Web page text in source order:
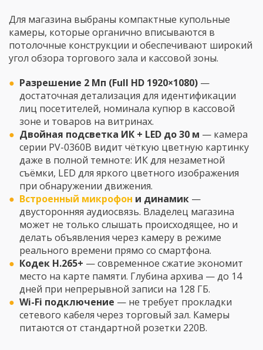
Для магазина выбраны компактные купольные
камеры, которые органично вписываются в
потолочные конструкции и обеспечивают широкий
угол обзора торгового зала и кассовой зоны.
Разрешение 2 Мп (Full HD 1920×1080) —
достаточная детализация для идентификации
лиц посетителей, номинала купюр в кассовой
зоне и товаров на витринах.
Двойная подсветка ИК + LED до 30 м — камера
серии PV-0360B видит чёткую цветную картинку
даже в полной темноте: ИК для незаметной
съёмки, LED для яркого цветного изображения
при обнаружении движения.
Встроенный микрофон и динамик —
двусторонняя аудиосвязь. Владелец магазина
может не только слышать происходящее, но и
делать объявления через камеру в режиме
реального времени прямо со смартфона.
Кодек H.265+ — современное сжатие экономит
место на карте памяти. Глубина архива — до 14
дней при непрерывной записи на 128 ГБ.
Wi-Fi подключение — не требует прокладки
сетевого кабеля через торговый зал. Камеры
питаются от стандартной розетки 220В.